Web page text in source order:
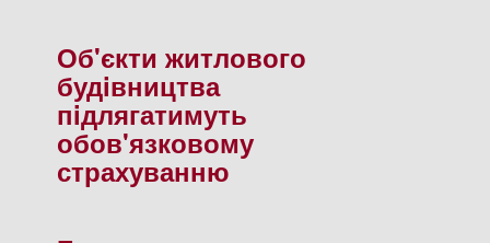
Об'єкти житлового
будiвництва
пiдлягатимуть
обов'язковому
страхуванню